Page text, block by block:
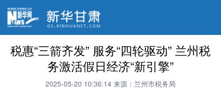
税惠“三箭齐发” 服务“四轮驱动” 兰州税
务激活假日经济“新引擎”
2025-05-20 10:36:14 来源：兰州市税务局